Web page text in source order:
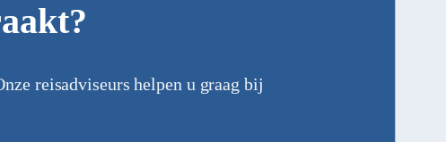
reisadviseurs helpen u graag bij